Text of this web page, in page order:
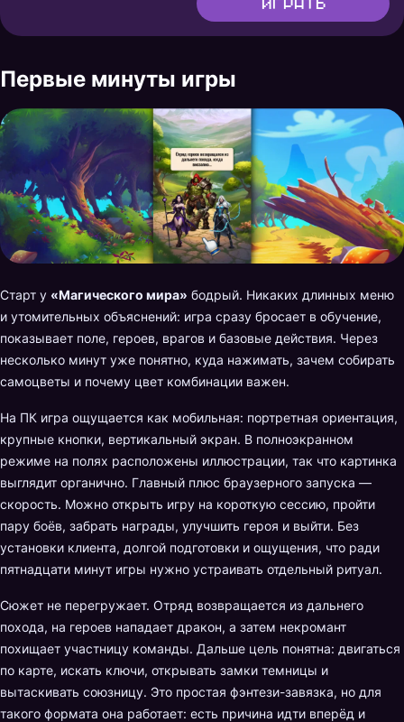
тактические пошаговые сражения!
Первые минуты игры
Старт у «Магического мира» бодрый. Никаких длинных меню
и утомительных объяснений: игра сразу бросает в обучение,
показывает поле, героев, врагов и базовые действия. Через
несколько минут уже понятно, куда нажимать, зачем собирать
самоцветы и почему цвет комбинации важен.
На ПК игра ощущается как мобильная: портретная ориентация,
крупные кнопки, вертикальный экран. В полноэкранном
режиме на полях расположены иллюстрации, так что картинка
выглядит органично. Главный плюс браузерного запуска —
скорость. Можно открыть игру на короткую сессию, пройти
пару боёв, забрать награды, улучшить героя и выйти. Без
установки клиента, долгой подготовки и ощущения, что ради
пятнадцати минут игры нужно устраивать отдельный ритуал.
Сюжет не перегружает. Отряд возвращается из дальнего
похода, на героев нападает дракон, а затем некромант
похищает участницу команды. Дальше цель понятна: двигаться
по карте, искать ключи, открывать замки темницы и
вытаскивать союзницу. Это простая фэнтези-завязка, но для
такого формата она работает: есть причина идти вперёд и